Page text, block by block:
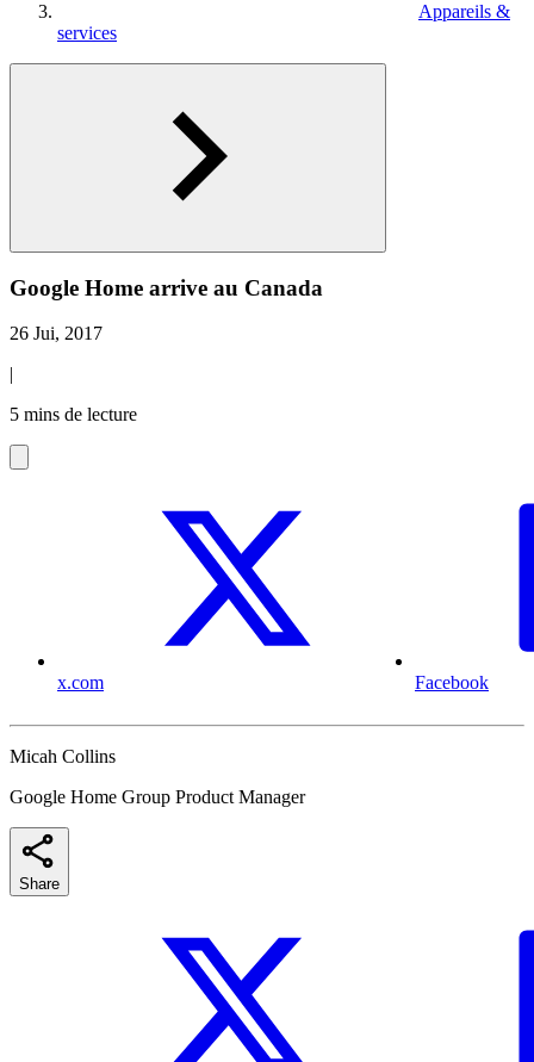
Appareils &
services
Google Home arrive au Canada
26 Jui, 2017
|
5 mins de lecture
x.com Facebook
Micah Collins
Google Home Group Product Manager
Share